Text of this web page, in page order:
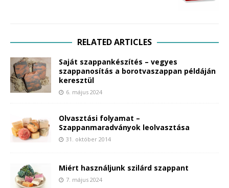
RELATED ARTICLES
Saját szappankészítés – vegyes
szappanosítás a borotvaszappan példáján
keresztül
6. május 2024
Olvasztási folyamat –
Szappanmaradványok leolvasztása
31. október 2014
Miért használjunk szilárd szappant
7. május 2024